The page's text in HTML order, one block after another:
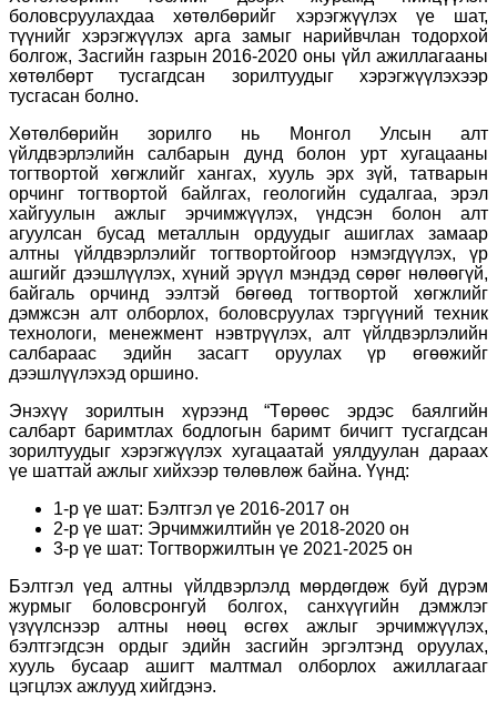
боловсруулахдаа хөтөлбөрийг хэрэгжүүлэх үе шат,
түүнийг хэрэгжүүлэх арга замыг нарийвчлан тодорхой
болгож, Засгийн газрын 2016-2020 оны үйл ажиллагааны
хөтөлбөрт тусгагдсан зорилтуудыг хэрэгжүүлэхээр
тусгасан болно.
Хөтөлбөрийн зорилго нь Монгол Улсын алт
үйлдвэрлэлийн салбарын дунд болон урт хугацааны
тогтвортой хөгжлийг хангах, хууль эрх зүй, татварын
орчинг тогтвортой байлгах, геологийн судалгаа, эрэл
хайгуулын ажлыг эрчимжүүлэх, үндсэн болон алт
агуулсан бусад металлын ордуудыг ашиглах замаар
алтны үйлдвэрлэлийг тогтвортойгоор нэмэгдүүлэх, үр
ашгийг дээшлүүлэх, хүний эрүүл мэндэд сөрөг нөлөөгүй,
байгаль орчинд ээлтэй бөгөөд тогтвортой хөгжлийг
дэмжсэн алт олборлох, боловсруулах тэргүүний техник
технологи, менежмент нэвтрүүлэх, алт үйлдвэрлэлийн
салбараас эдийн засагт оруулах үр өгөөжийг
дээшлүүлэхэд оршино.
Энэхүү зорилтын хүрээнд “Төрөөс эрдэс баялгийн
салбарт баримтлах бодлогын баримт бичигт тусгагдсан
зорилтуудыг хэрэгжүүлэх хугацаатай уялдуулан дараах
үе шаттай ажлыг хийхээр төлөвлөж байна. Үүнд:
1-р үе шат: Бэлтгэл үе 2016-2017 он
2-р үе шат: Эрчимжилтийн үе 2018-2020 он
3-р үе шат: Тогтворжилтын үе 2021-2025 он
Бэлтгэл үед алтны үйлдвэрлэлд мөрдөгдөж буй дүрэм
журмыг боловсронгуй болгох, санхүүгийн дэмжлэг
үзүүлснээр алтны нөөц өсгөх ажлыг эрчимжүүлэх,
бэлтгэгдсэн ордыг эдийн засгийн эргэлтэнд оруулах,
хууль бусаар ашигт малтмал олборлох ажиллагааг
цэгцлэх ажлууд хийгдэнэ.